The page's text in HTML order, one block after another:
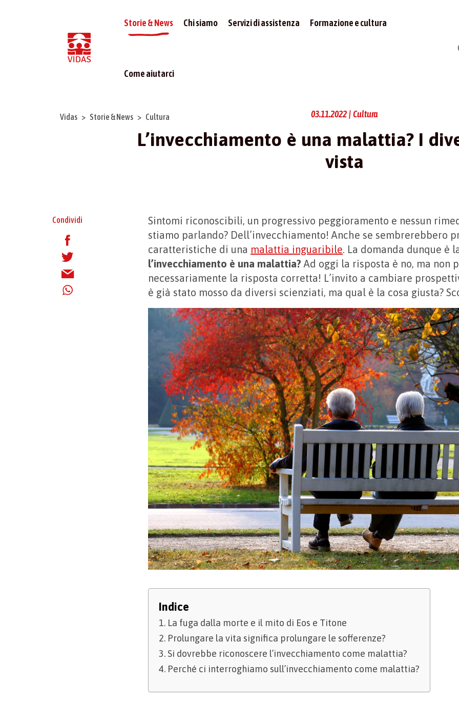
Storie & News Chi siamo Servizi di assistenza Formazione e cultura
Come aiutarci
Vidas Storie & News Cultura 03.11.2022 | Cultura
L’invecchiamento è una malattia? I
vista
Condividi
Sintomi riconoscibili, un progressivo peggioramento e nessun
stiamo parlando? Dell’invecchiamento! Anche se sembrerebbero
caratteristiche di una malattia inguaribile. La domanda dunque è
l’invecchiamento è una malattia? Ad oggi la risposta è no, ma non
necessariamente la risposta corretta! L’invito a cambiare
è già stato mosso da diversi scienziati, ma qual è la cosa giusta?
Indice
La fuga dalla morte e il mito di Eos e Titone
Prolungare la vita significa prolungare le sofferenze?
Si dovrebbe riconoscere l’invecchiamento come malattia?
Perché ci interroghiamo sull’invecchiamento come malattia?